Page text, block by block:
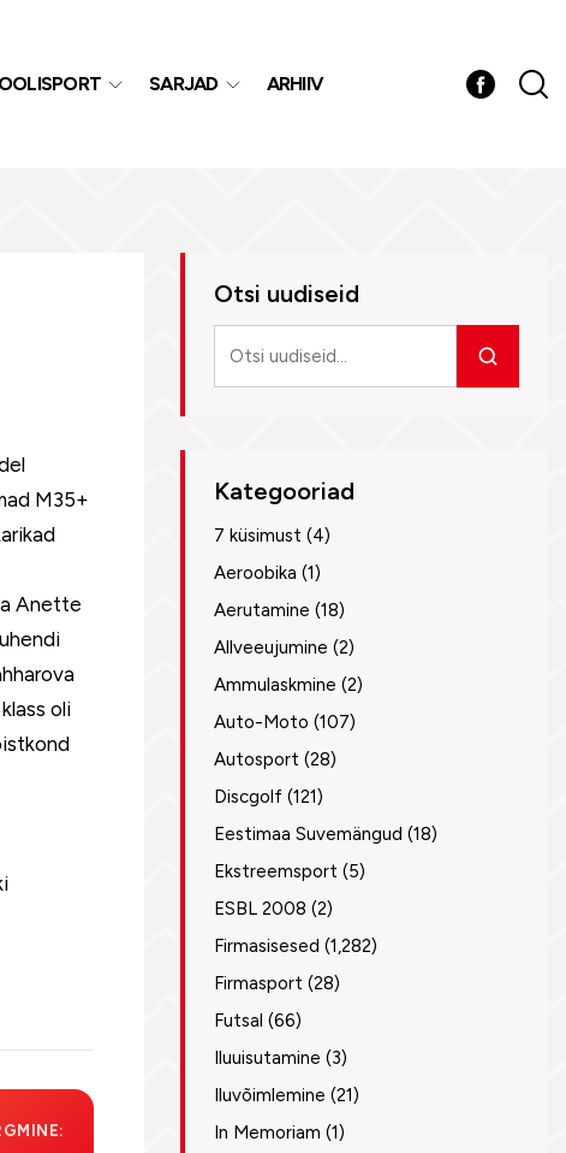
SARJAD ARHIIV
M35+
Anette
oli
Otsi uudiseid
uudiseid
Kategooriad
7 küsimust (4)
Aeroobika (1)
Aerutamine (18)
Allveeujumine (2)
Ammulaskmine (2)
Auto-Moto (107)
Autosport (28)
Discgolf (121)
Eestimaa Suvemängud (18)
Ekstreemsport (5)
ESBL 2008 (2)
Firmasisesed (1,282)
Firmasport (28)
Futsal (66)
Iluuisutamine (3)
Iluvõimlemine (21)
In Memoriam (1)